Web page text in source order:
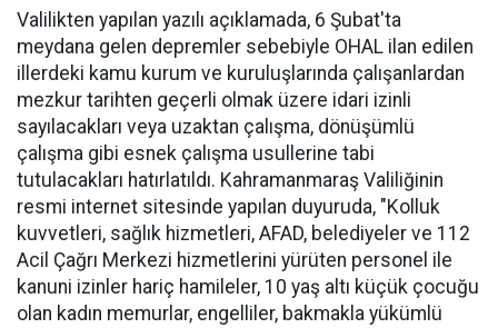
Valilikten yapılan yazılı açıklamada, 6 Şubat'ta
meydana gelen depremler sebebiyle OHAL ilan edilen
illerdeki kamu kurum ve kuruluşlarında çalışanlardan
mezkur tarihten geçerli olmak üzere idari izinli
sayılacakları veya uzaktan çalışma, dönüşümlü
çalışma gibi esnek çalışma usullerine tabi
tutulacakları hatırlatıldı. Kahramanmaraş Valiliğinin
resmi internet sitesinde yapılan duyuruda, "Kolluk
kuvvetleri, sağlık hizmetleri, AFAD, belediyeler ve 112
Acil Çağrı Merkezi hizmetlerini yürüten personel ile
kanuni izinler hariç hamileler, 10 yaş altı küçük çocuğu
olan kadın memurlar, engelliler, bakmakla yükümlü